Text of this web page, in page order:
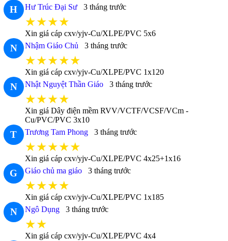
H Hư Trúc Đại Sư 3 tháng trước
★★★★
Xin giá cáp cxv/yjv-Cu/XLPE/PVC 5x6
N Nhậm Giáo Chủ 3 tháng trước
★★★★★
Xin giá cáp cxv/yjv-Cu/XLPE/PVC 1x120
N Nhật Nguyệt Thần Giáo 3 tháng trước
★★★★
Xin giá Dây điện mềm RVV/VCTF/VCSF/VCm -
Cu/PVC/PVC 3x10
T Trương Tam Phong 3 tháng trước
★★★★★
Xin giá cáp cxv/yjv-Cu/XLPE/PVC 4x25+1x16
G Giáo chủ ma giáo 3 tháng trước
★★★★
Xin giá cáp cxv/yjv-Cu/XLPE/PVC 1x185
N Ngô Dụng 3 tháng trước
★★
Xin giá cáp cxv/yjv-Cu/XLPE/PVC 4x4